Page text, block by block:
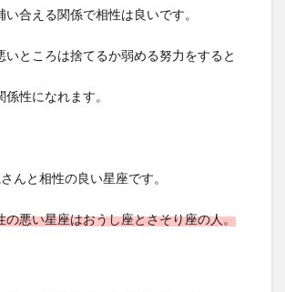
い合える関係で相性は良いです。
いところは捨てるか弱める努力をすると
性になれます。
んと相性の良い星座です。
の悪い星座はおうし座とさそり座の人。